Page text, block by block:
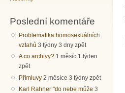
Poslední komentáře
Problematika homosexuálních
vztahů 3 týdny 3 dny zpět
A co archivy? 1 měsíc 1 týden
zpět
Přímluvy 2 měsíce 3 týdny zpět
Karl Rahner "do nebe může 3